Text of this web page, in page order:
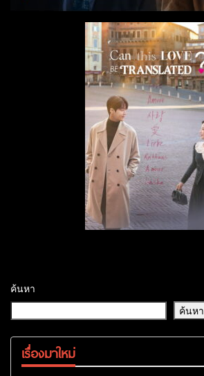
ค้นหา
ค้นหา
เรื่องมาใหม่